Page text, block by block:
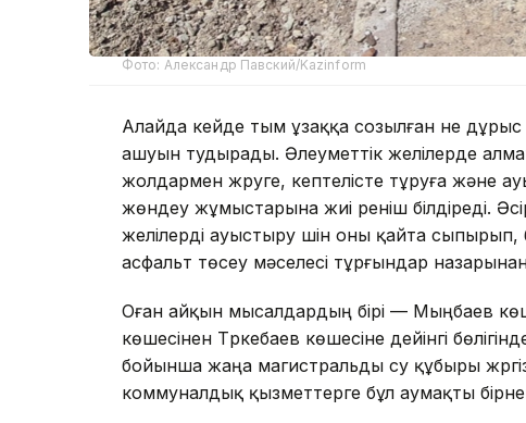
Фото: Александр Павский/Kazinform
Алайда кейде тым ұзаққа созылған не
ашуын тудырады. Әлеуметтік желілерде
жолдармен жүруге, кептелісте тұруға және
жөндеу жұмыстарына жиі реніш білдіреді.
желілерді ауыстыру үшін оны қайта
асфальт төсеу мәселесі тұрғындар
Оған айқын мысалдардың бірі — Мыңбаев
көшесінен Түркебаев көшесіне дейінгі
бойынша жаңа магистральды су құбыры
коммуналдық қызметтерге бұл аумақты